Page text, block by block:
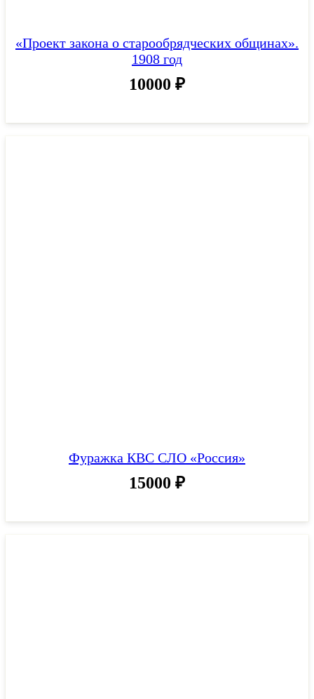
«Проект закона о старообрядческих общинах».
1908 год
10000 ₽
Фуражка КВС СЛО «Россия»
15000 ₽